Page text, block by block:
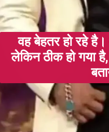
वह बेहतर हो रहे
लेकिन ठीक हो गया